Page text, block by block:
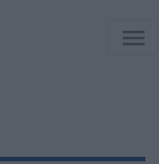
menu